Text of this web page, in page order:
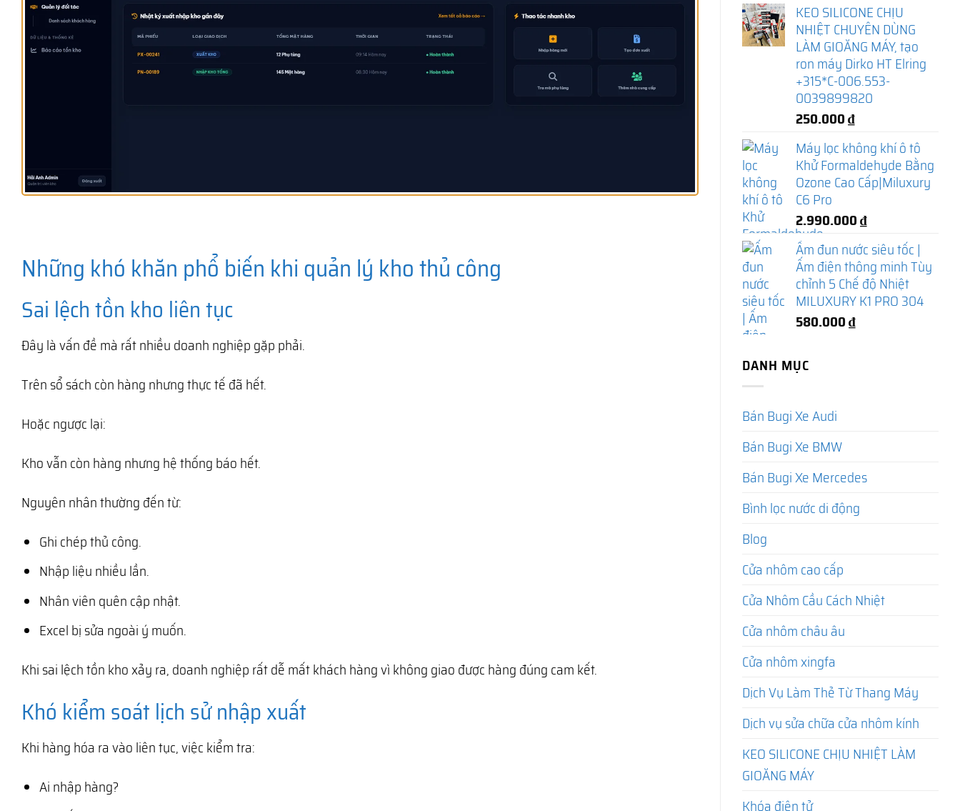
Những khó khăn phổ biến khi quản lý kho thủ công
Sai lệch tồn kho liên tục
Đây là vấn đề mà rất nhiều doanh nghiệp gặp phải.
Trên sổ sách còn hàng nhưng thực tế đã hết.
Hoặc ngược lại:
Kho vẫn còn hàng nhưng hệ thống báo hết.
Nguyên nhân thường đến từ:
Ghi chép thủ công.
Nhập liệu nhiều lần.
Nhân viên quên cập nhật.
Excel bị sửa ngoài ý muốn.
Khi sai lệch tồn kho xảy ra, doanh nghiệp rất dễ mất khách hàng vì không giao được hàng đúng cam kết.
Khó kiểm soát lịch sử nhập xuất
Khi hàng hóa ra vào liên tục, việc kiểm tra:
Ai nhập hàng?
KEO SILICONE CHỊU
NHIỆT CHUYÊN DÙNG
LÀM GIOĂNG MÁY, tạo
ron máy Dirko HT Elring
+315*C-006.553-
0039899820
250.000₫
Máy lọc không khí ô tô
Khử Formaldehyde Bằng
Ozone Cao Cấp|Miluxury
C6 Pro
2.990.000₫
Ấm đun nước siêu tốc |
Ấm điện thông minh Tùy
chỉnh 5 Chế độ Nhiệt
MILUXURY K1 PRO 304
580.000₫
DANH MỤC
Bán Bugi Xe Audi
Bán Bugi Xe BMW
Bán Bugi Xe Mercedes
Bình lọc nước di động
Blog
Cửa nhôm cao cấp
Cửa Nhôm Cầu Cách Nhiệt
Cửa nhôm châu âu
Cửa nhôm xingfa
Dịch Vụ Làm Thẻ Từ Thang Máy
Dịch vụ sửa chữa cửa nhôm kính
KEO SILICONE CHỊU NHIỆT LÀM
GIOĂNG MÁY
Khóa điện tử